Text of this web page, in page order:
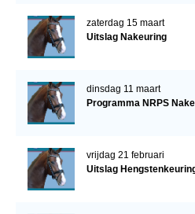
zaterdag 15 maart
Uitslag Nakeuring
dinsdag 11 maart
Programma NRPS
vrijdag 21 februari
Uitslag